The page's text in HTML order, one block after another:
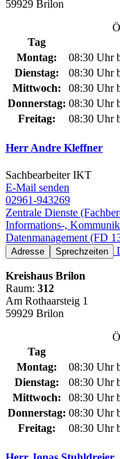
59929 Brilon
Tag
Montag:
08:30 Uhr
Dienstag:
08:30 Uhr
Mittwoch:
08:30 Uhr
Donnerstag: 08:30 Uhr
Freitag:
08:30 Uhr
Herr Andre Kleffner
Sachbearbeiter IKT
E-Mail senden
02961-943269
Zentrale Dienste
Informations-,
Datenmanagement (FD
Adresse Sprechzeiten
Kreishaus Brilon
Raum: 312
Am Rothaarsteig 1
59929 Brilon
Tag
Montag:
08:30 Uhr
Dienstag:
08:30 Uhr
Mittwoch:
08:30 Uhr
Donnerstag: 08:30 Uhr
Freitag:
08:30 Uhr